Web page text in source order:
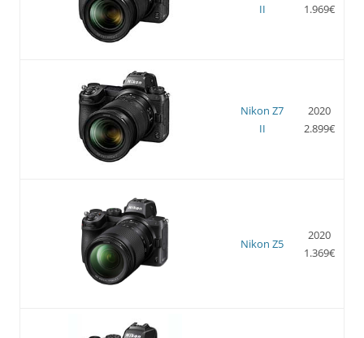
II
1.969€
Nikon Z7
II
2020
2.899€
Nikon Z5
2020
1.369€